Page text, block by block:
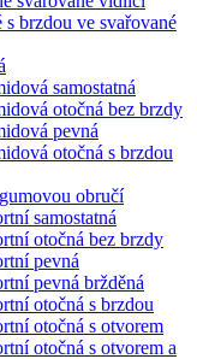
brzdou ve svařované
samostatná
otočná bez brzdy
pevná
otočná s brzdou
obručí
samostatná
otočná bez brzdy
pevná
pevná bržděná
otočná s brzdou
otočná s otvorem
otočná s otvorem a